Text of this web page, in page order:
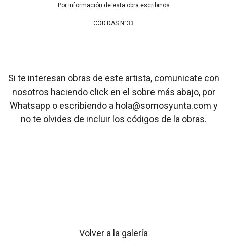
Por información de esta obra escribinos
COD.DAS N°33
Si te interesan obras de este artista, comunicate con
nosotros haciendo click en el sobre más abajo, por
Whatsapp o escribiendo a hola@somosyunta.com y
no te olvides de incluir los códigos de la obras.
Volver a la galería